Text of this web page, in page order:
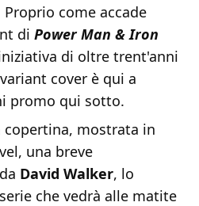
come accade
di Power Man & Iron
di oltre trent'anni
cover è qui a
promo qui sotto.
copertina, mostrata in
una breve
David Walker, lo
che vedrà alle matite